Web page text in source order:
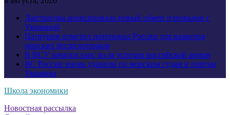
Лантратова анонсировала новый обмен пленными с
Украиной
Патрушев отметил потенциал России для развития
морских беспилотников
В ВСУ начался хаос из-за успехов российской армии
ВС России вновь ударили по морским судам и портам
Украины
Школа экономики
Новостная рассылка